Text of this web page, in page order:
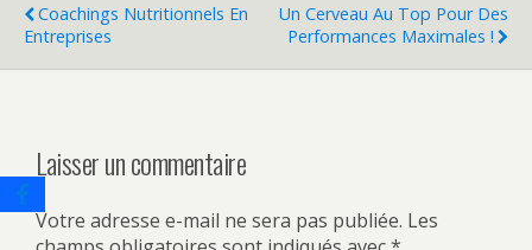
Coachings Nutritionnels En
Entreprises
Un Cerveau Au Top Pour Des
Performances Maximales !
Laisser un commentaire
Votre adresse e-mail ne sera pas publiée. Les